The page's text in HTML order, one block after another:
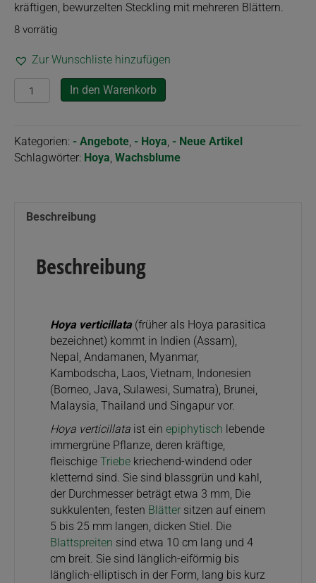
kräftigen, bewurzelten Steckling mit mehreren Blättern.
8 vorrätig
Zur Wunschliste hinzufügen
Hoya
verticillata
'albomarginata'
Menge
In den Warenkorb
Kategorien: - Angebote, - Hoya, - Neue Artikel
Schlagwörter: Hoya, Wachsblume
Beschreibung
Beschreibung
Hoya verticillata (früher als Hoya parasitica
bezeichnet) kommt in Indien (Assam),
Nepal, Andamanen, Myanmar,
Kambodscha, Laos, Vietnam, Indonesien
(Borneo, Java, Sulawesi, Sumatra), Brunei,
Malaysia, Thailand und Singapur vor.
Hoya verticillata ist ein epiphytisch lebende
immergrüne Pflanze, deren kräftige,
fleischige Triebe kriechend-windend oder
kletternd sind. Sie sind blassgrün und kahl,
der Durchmesser beträgt etwa 3 mm, Die
sukkulenten, festen Blätter sitzen auf einem
5 bis 25 mm langen, dicken Stiel. Die
Blattspreiten sind etwa 10 cm lang und 4
cm breit. Sie sind länglich-eiförmig bis
länglich-elliptisch in der Form, lang bis kurz